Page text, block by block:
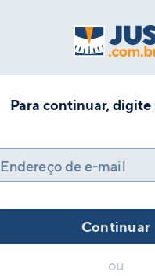
Para continuar, digite
Endereço de e-mail
Continuar
ou